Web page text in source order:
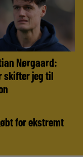
Nørgaard:
skifter jeg til
for ekstremt